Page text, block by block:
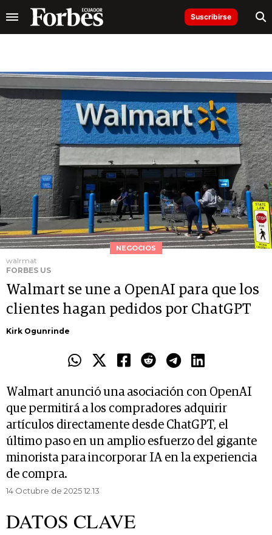
Suscribirse
NEGOCIOS
walrmat
FORBES US
Walmart se une a OpenAI para que los
clientes hagan pedidos por ChatGPT
Kirk Ogunrinde
Walmart anunció una asociación con OpenAI
que permitirá a los compradores adquirir
artículos directamente desde ChatGPT, el
último paso en un amplio esfuerzo del gigante
minorista para incorporar IA en la experiencia
de compra.
14 Octubre de 2025 12.13
DATOS CLAVE